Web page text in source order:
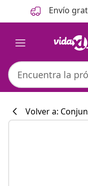
Anterior
Siguiente Envío
Volver a: